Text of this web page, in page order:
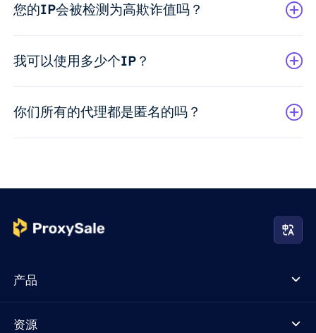
您的IP会被检测为高欺诈值吗？
我可以使用多少个IP？
你们所有的代理都是匿名的吗？
产品
资源